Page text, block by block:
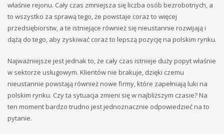
właśnie rejonu. Cały czas zmniejsza się liczba osób bezrobotnych, a
to wszystko za sprawą tego, że powstaje coraz to więcej
przedsiębiorstw, a te istniejące również się nieustannie rozwijają i
dążą do tego, aby zyskiwać coraz to lepszą pozycję na polskim rynku.
Najważniejsze jest jednak to, że cały czas istnieje duży popyt właśnie
w sektorze usługowym. Klientów nie brakuje, dzięki czemu
nieustannie powstają również nowe firmy, które zapełniają luki na
polskim rynku. Czy ta sytuacja zmieni się w najbliższym czasie? Na
ten moment bardzo trudno jest jednoznacznie odpowiedzieć na to
pytanie.